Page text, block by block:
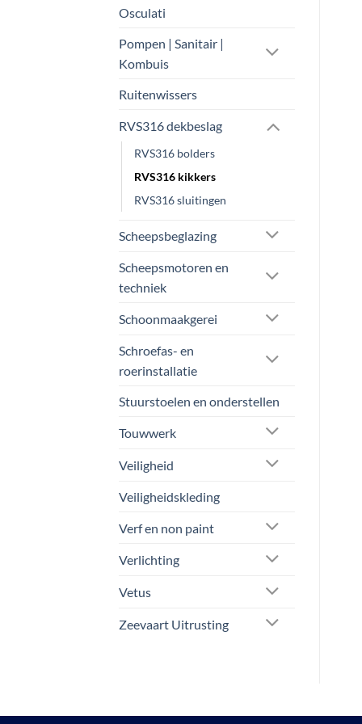
Osculati
Pompen | Sanitair |
Kombuis
Ruitenwissers
RVS316 dekbeslag
RVS316 bolders
RVS316 kikkers
RVS316 sluitingen
Scheepsbeglazing
Scheepsmotoren en
techniek
Schoonmaakgerei
Schroefas- en
roerinstallatie
Stuurstoelen en onderstellen
Touwwerk
Veiligheid
Veiligheidskleding
Verf en non paint
Verlichting
Vetus
Zeevaart Uitrusting
gekozen
op
productpagina